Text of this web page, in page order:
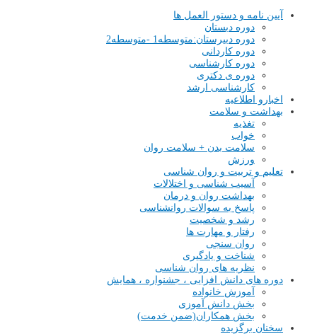
آیین نامه و دستور العمل ها
دوره دبستان
دوره دبیرستان:متوسطه1 -متوسطه2
دوره کاردانی
دوره کارشناسی
دوره ی دکتری
کارشناسی ارشد
اخبارو اطلاعیه
بهداشت و سلامت
تغذیه
خواب
سلامت بدن + سلامت روان
ورزش
تعلیم و تربیت و روان شناسی
آسیب شناسی و اختلالات
بهداشت روان و درمان
پاسخ به سوالات روانشناسی
رشد و شخصیت
رفتار و مهارت ها
روان سنجی
شناخت و یادگیری
نظریه های روان شناسی
دوره های دانش افزایی ، جشنواره ، همایش
آموزش خانواده
بخش دانش آموزی
بخش همکاران(ضمن خدمت)
سخنان برگزیده